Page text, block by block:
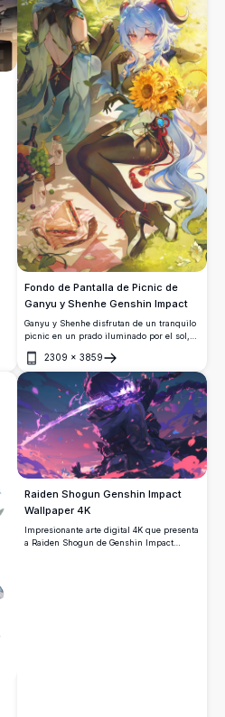
Fondo de Pantalla de Picnic de
Ganyu y Shenhe Genshin Impact
Ganyu y Shenhe disfrutan de un tranquilo
picnic en un prado iluminado por el sol,
rodeadas de girasoles, uvas, sándwiches y
botellas de leche. Un impresionante fan
art de Genshin Impact en 4K de alta
resolución con colores vibrantes y una
atmósfera de ensueño.
2309 × 3859
Abrir
Raiden Shogun Genshin Impact
Wallpaper 4K
Impresionante arte digital 4K que presenta
a Raiden Shogun de Genshin Impact